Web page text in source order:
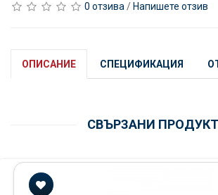
0 отзива / Напишете отзив
ОПИСАНИЕ СПЕЦИФИКАЦИЯ
СВЪРЗАНИ